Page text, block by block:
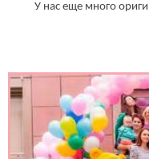
У нас еще много